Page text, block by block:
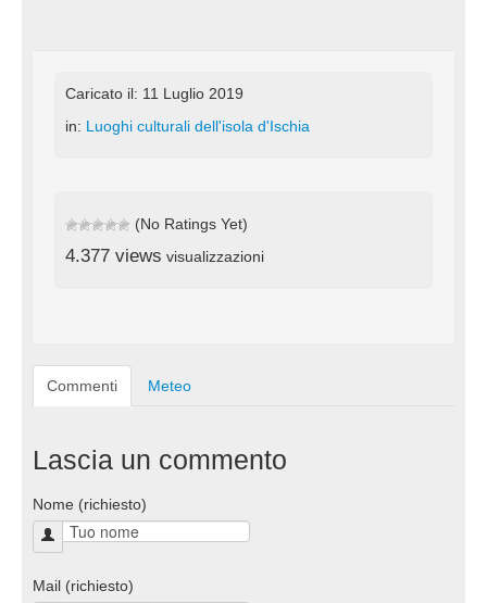
Caricato il: 11 Luglio 2019
in: Luoghi culturali dell'isola d'Ischia
(No Ratings Yet)
4.377 views visualizzazioni
Commenti Meteo
Lascia un commento
Nome (richiesto)
Mail (richiesto)